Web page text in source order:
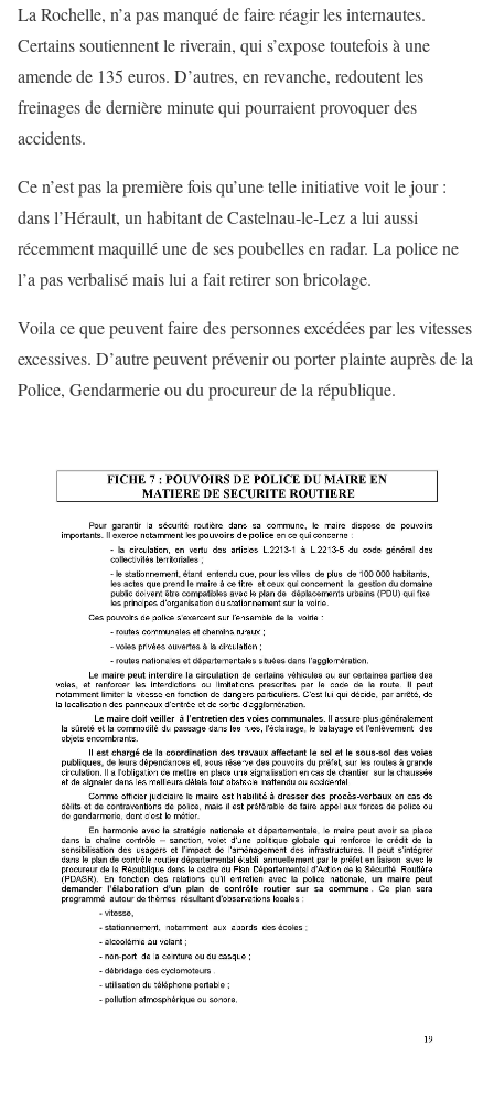
La Rochelle, n’a pas manqué de faire réagir les internautes.
Certains soutiennent le riverain, qui s’expose toutefois à une
amende de 135 euros. D’autres, en revanche, redoutent les
freinages de dernière minute qui pourraient provoquer des
accidents.
Ce n’est pas la première fois qu’une telle initiative voit le jour :
dans l’Hérault, un habitant de Castelnau-le-Lez a lui aussi
récemment maquillé une de ses poubelles en radar. La police ne
l’a pas verbalisé mais lui a fait retirer son bricolage.
Voila ce que peuvent faire des personnes excédées par les vitesses
excessives. D’autre peuvent prévenir ou porter plainte auprès de la
Police, Gendarmerie ou du procureur de la république.